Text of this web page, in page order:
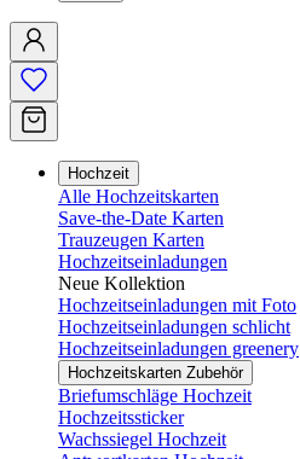
Hochzeit
Alle Hochzeitskarten
Save-the-Date Karten
Trauzeugen Karten
Hochzeitseinladungen
Neue Kollektion
Hochzeitseinladungen mit Foto
Hochzeitseinladungen schlicht
Hochzeitseinladungen greenery
Hochzeitskarten Zubehör
Briefumschläge Hochzeit
Hochzeitssticker
Wachssiegel Hochzeit